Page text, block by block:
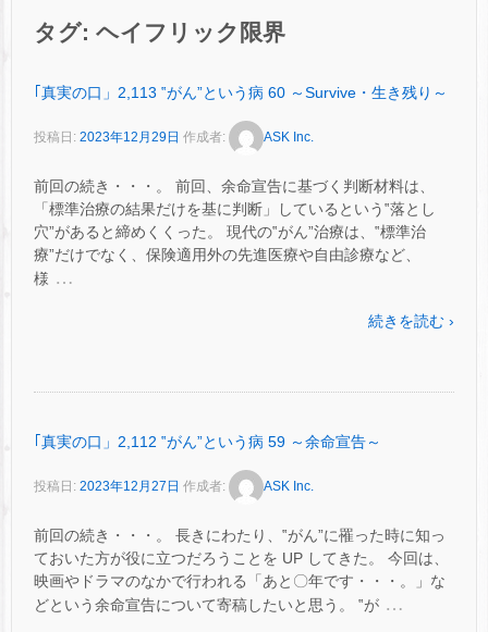
タグ: ヘイフリック限界
｢真実の口」2,113 ‟がん”という病 60 ～Survive・生き残り～
投稿日: 2023年12月29日 作成者: ASK Inc.
前回の続き・・・。 前回、余命宣告に基づく判断材料は、
「標準治療の結果だけを基に判断」しているという‟落とし
穴”があると締めくくった。 現代の‟がん”治療は、‟標準治
療”だけでなく、保険適用外の先進医療や自由診療など、
様 …
続きを読む ›
｢真実の口」2,112 ‟がん”という病 59 ～余命宣告～
投稿日: 2023年12月27日 作成者: ASK Inc.
前回の続き・・・。 長きにわたり、‟がん”に罹った時に知っ
ておいた方が役に立つだろうことを UP してきた。 今回は、
映画やドラマのなかで行われる「あと〇年です・・・。」な
どという余命宣告について寄稿したいと思う。 ‟が …